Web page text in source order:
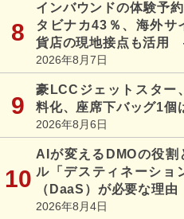
インバウンドの体験予
タビナカ43％、海外サ
貨店の現地接点も活用
2026年8月7日
豪LCCジェットスター
料化、座席下バッグ1個
2026年8月6日
AIが変えるDMOの役
ル「デスティネーショ
（DaaS）が必要な理由
2026年8月4日